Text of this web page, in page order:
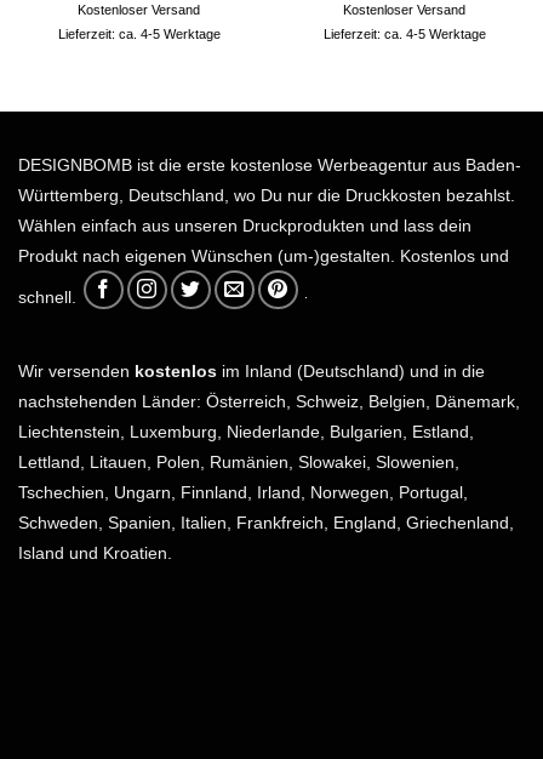
Kostenloser Versand
Lieferzeit: ca. 4-5 Werktage
Kostenloser Versand
Lieferzeit: ca. 4-5 Werktage
DESIGNBOMB ist die erste kostenlose Werbeagentur aus Baden-
Württemberg, Deutschland, wo Du nur die Druckkosten bezahlst.
Wählen einfach aus unseren Druckprodukten und lass dein
Produkt nach eigenen Wünschen (um-)gestalten. Kostenlos und
schnell.
Wir versenden kostenlos im Inland (Deutschland) und in die
nachstehenden Länder: Österreich, Schweiz, Belgien, Dänemark,
Liechtenstein, Luxemburg, Niederlande, Bulgarien, Estland,
Lettland, Litauen, Polen, Rumänien, Slowakei, Slowenien,
Tschechien, Ungarn, Finnland, Irland, Norwegen, Portugal,
Schweden, Spanien, Italien, Frankfreich, England, Griechenland,
Island und Kroatien.